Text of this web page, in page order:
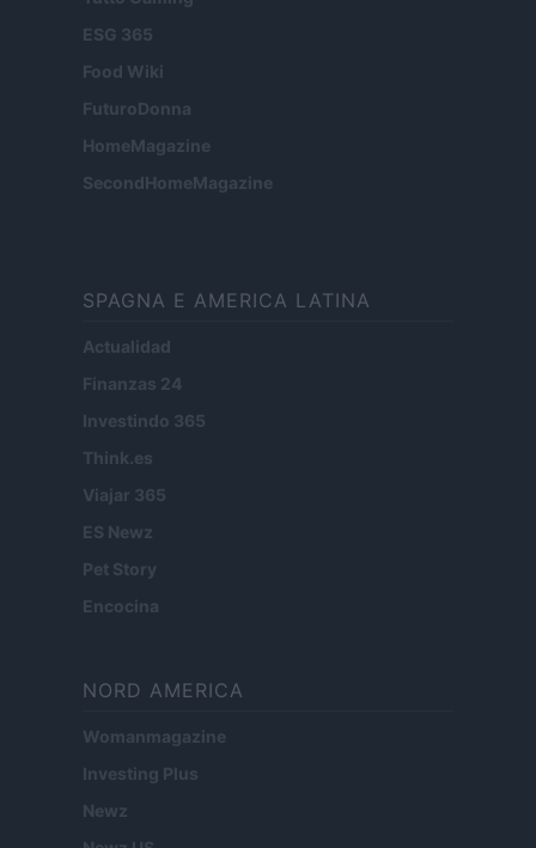
ESG 365
Food Wiki
FuturoDonna
HomeMagazine
SecondHomeMagazine
SPAGNA E AMERICA LATINA
Actualidad
Finanzas 24
Investindo 365
Think.es
Viajar 365
ES Newz
Pet Story
Encocina
NORD AMERICA
Womanmagazine
Investing Plus
Newz